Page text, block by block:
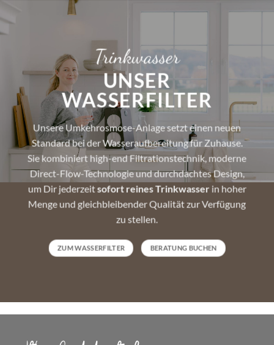
Trinkwasser
UNSER
WASSERFILTER
UnsereUmkehrosmose-Anlage setzt einen neuen
Standard bei der Wasseraufbereitung für Zuhause.
Sie kombiniert high-end Filtrationstechnik, moderne
Direct-Flow-Technologie und durchdachtes Design,
um Dir jederzeitsofort reines Trinkwasser in hoher
Menge und gleichbleibender Qualität zur Verfügung
zu stellen.
ZUM WASSERFILTER BERATUNG BUCHEN